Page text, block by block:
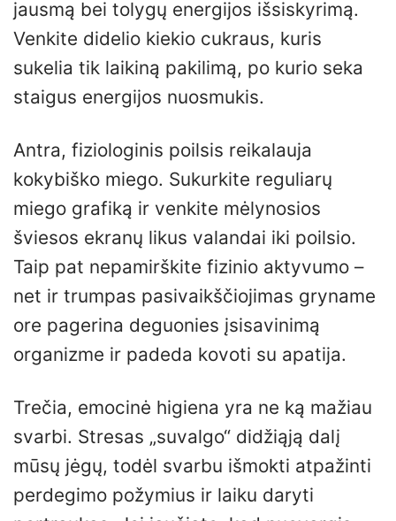
jausmą bei tolygų energijos išsiskyrimą.
Venkite didelio kiekio cukraus, kuris
sukelia tik laikiną pakilimą, po kurio seka
staigus energijos nuosmukis.
Antra, fiziologinis poilsis reikalauja
kokybiško miego. Sukurkite reguliarų
miego grafiką ir venkite mėlynosios
šviesos ekranų likus valandai iki poilsio.
Taip pat nepamirškite fizinio aktyvumo –
net ir trumpas pasivaikščiojimas gryname
ore pagerina deguonies įsisavinimą
organizme ir padeda kovoti su apatija.
Trečia, emocinė higiena yra ne ką mažiau
svarbi. Stresas „suvalgo“ didžiąją dalį
mūsų jėgų, todėl svarbu išmokti atpažinti
perdegimo požymius ir laiku daryti